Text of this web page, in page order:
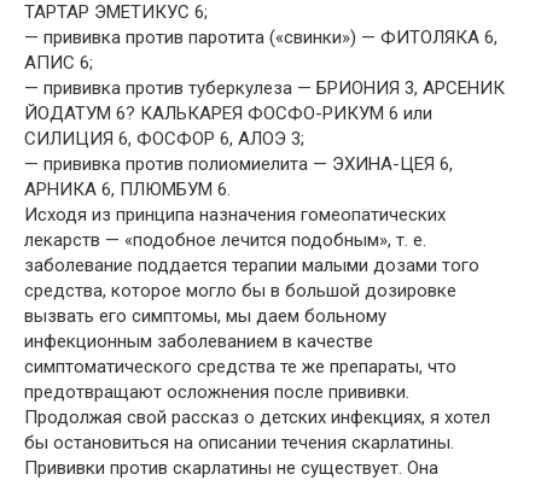
ТАРТАР ЭМЕТИКУС 6;
— прививка против паротита («свинки») — ФИТОЛЯКА 6,
АПИС 6;
— прививка против туберкулеза — БРИОНИЯ 3, АРСЕНИК
ЙОДАТУМ 6? КАЛЬКАРЕЯ ФОСФО-РИКУМ 6 или
СИЛИЦИЯ 6, ФОСФОР 6, АЛОЭ 3;
— прививка против полиомиелита — ЭХИНА-ЦЕЯ 6,
АРНИКА 6, ПЛЮМБУМ 6.
Исходя из принципа назначения гомеопатических
лекарств — «подобное лечится подобным», т. е.
заболевание поддается терапии малыми дозами того
средства, которое могло бы в большой дозировке
вызвать его симптомы, мы даем больному
инфекционным заболеванием в качестве
симптоматического средства те же препараты, что
предотвращают осложнения после прививки.
Продолжая свой рассказ о детских инфекциях, я хотел
бы остановиться на описании течения скарлатины.
Прививки против скарлатины не существует. Она